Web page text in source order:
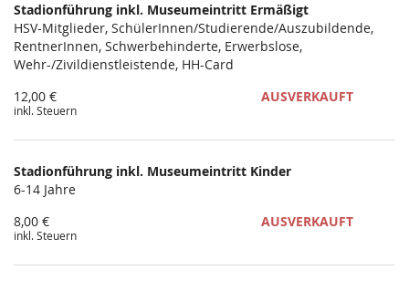
Stadionführung inkl. Museumeintritt Ermäßigt
HSV-Mitglieder, SchülerInnen/Studierende/Auszubildende,
RentnerInnen, Schwerbehinderte, Erwerbslose,
Wehr-/Zivildienstleistende, HH-Card
12,00 €
inkl. Steuern
AUSVERKAUFT
Stadionführung inkl. Museumeintritt Kinder
6-14 Jahre
8,00 €
inkl. Steuern
AUSVERKAUFT